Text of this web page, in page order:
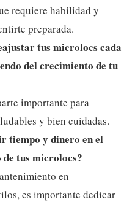
requiere habilidad y
preparada.
tus microlocs cada
del crecimiento de tu
importante para
y bien cuidadas.
tiempo y dinero en el
tus microlocs?
en
es importante dedicar